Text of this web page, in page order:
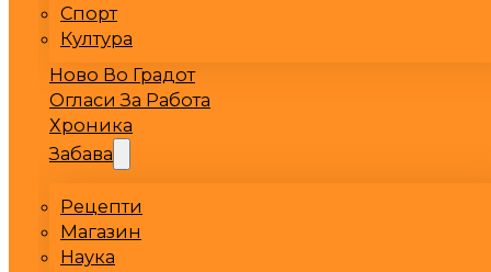
Спорт
Култура
Ново Во Градот
Огласи За Работа
Хроника
Забава
Рецепти
Магазин
Наука